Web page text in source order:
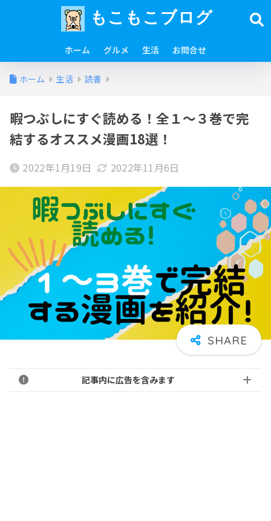
もこもこブログ
ホーム グルメ 生活 お問合せ
ホーム 生活 読書
暇つぶしにすぐ読める！全１〜３巻で完
結するオススメ漫画18選！
2022年1月19日 2022年11月6日
記事内に広告を含みます